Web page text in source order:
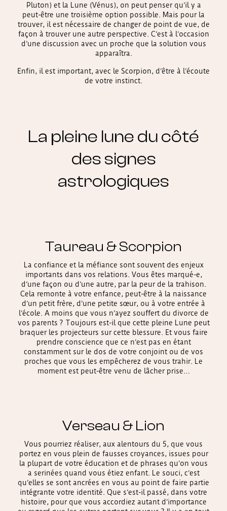
Pluton) et la Lune (Vénus), on peut penser qu’il y a
peut-être une troisième option possible. Mais pour la
trouver, il est nécessaire de changer de point de vue, de
façon à trouver une autre perspective. C’est à l’occasion
d’une discussion avec un proche que la solution vous
apparaîtra.
Enfin, il est important, avec le Scorpion, d’être à l’écoute
de votre instinct.
La pleine lune du côté
des signes
astrologiques
Taureau & Scorpion
La confiance et la méfiance sont souvent des enjeux
importants dans vos relations. Vous êtes marqué-e,
d’une façon ou d’une autre, par la peur de la trahison.
Cela remonte à votre enfance, peut-être à la naissance
d’un petit frère, d’une petite sœur, ou à votre entrée à
l’école. A moins que vous n’ayez souffert du divorce de
vos parents ? Toujours est-il que cette pleine Lune peut
braquer les projecteurs sur cette blessure. Et vous faire
prendre conscience que ce n’est pas en étant
constamment sur le dos de votre conjoint ou de vos
proches que vous les empêcherez de vous trahir. Le
moment est peut-être venu de lâcher prise…
Verseau & Lion
Vous pourriez réaliser, aux alentours du 5, que vous
portez en vous plein de fausses croyances, issues pour
la plupart de votre éducation et de phrases qu’on vous
a serinées quand vous étiez enfant. Le souci, c’est
qu’elles se sont ancrées en vous au point de faire partie
intégrante votre identité. Que s’est-il passé, dans votre
histoire, pour que vous accordiez autant d’importance